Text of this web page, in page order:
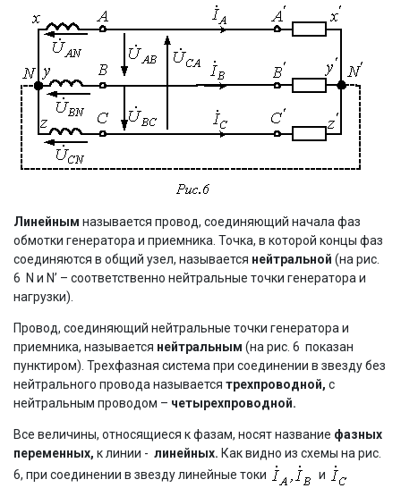
Линейным называется провод, соединяющий начала фаз
обмотки генератора и приемника. Точка, в которой концы фаз
соединяются в общий узел, называется нейтральной (на рис.
6 N и N’ – соответственно нейтральные точки генератора и
нагрузки).
Провод, соединяющий нейтральные точки генератора и
приемника, называется нейтральным (на рис. 6 показан
пунктиром). Трехфазная система при соединении в звезду без
нейтрального провода называется трехпроводной, с
нейтральным проводом – четырехпроводной.
Все величины, относящиеся к фазам, носят название фазных
переменных, к линии - линейных. Как видно из схемы на рис.
6, при соединении в звезду линейные токи
и